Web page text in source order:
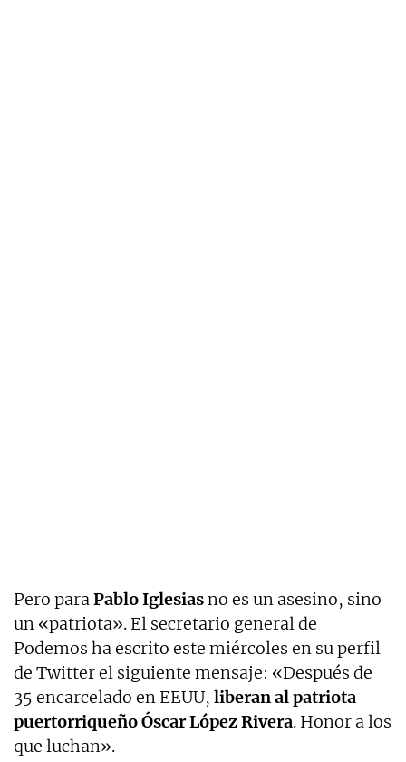
Pero paraPablo Iglesiasno es un asesino, sino
un «patriota». El secretario general de
Podemos ha escrito este miércoles en su perfil
de Twitter el siguiente mensaje: «Después de
35 encarcelado en EEUU, liberan al patriota
puertorriqueño Óscar López Rivera. Honor a los
que luchan».